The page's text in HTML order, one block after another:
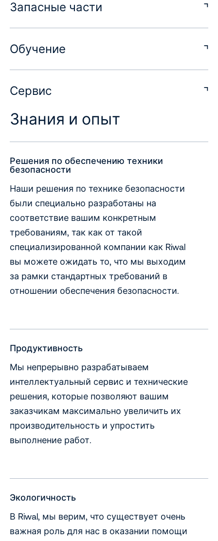
Запасные части
Обучение
Сервис
Знания и опыт
Решения по обеспечению техники
безопасности
Наши решения по технике безопасности
были специально разработаны на
соответствие вашим конкретным
требованиям, так как от такой
специализированной компании как Riwal
вы можете ожидать то, что мы выходим
за рамки стандартных требований в
отношении обеспечения безопасности.
Продуктивность
Мы непрерывно разрабатываем
интеллектуальный сервис и технические
решения, которые позволяют вашим
заказчикам максимально увеличить их
производительность и упростить
выполнение работ.
Экологичность
В Riwal, мы верим, что существует очень
важная роль для нас в оказании помощи